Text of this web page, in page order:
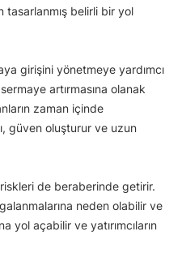
tasarlanmış belirli bir yol
girişini yönetmeye yardımcı
artırmasına olanak
zaman içinde
güven oluşturur ve uzun
riskleri de beraberinde getirir.
neden olabilir ve
yol açabilir ve yatırımcıların